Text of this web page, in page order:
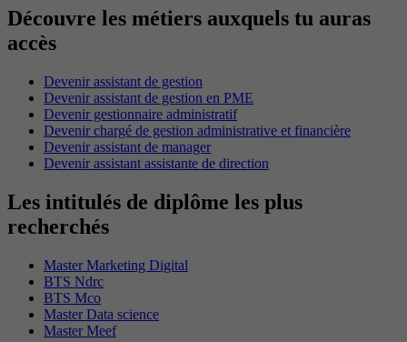
Découvre les métiers auxquels tu auras
accès
Devenir assistant de gestion
Devenir assistant de gestion en PME
Devenir gestionnaire administratif
Devenir chargé de gestion administrative et financière
Devenir assistant de manager
Devenir assistant assistante de direction
Les intitulés de diplôme les plus
recherchés
Master Marketing Digital
BTS Ndrc
BTS Mco
Master Data science
Master Meef